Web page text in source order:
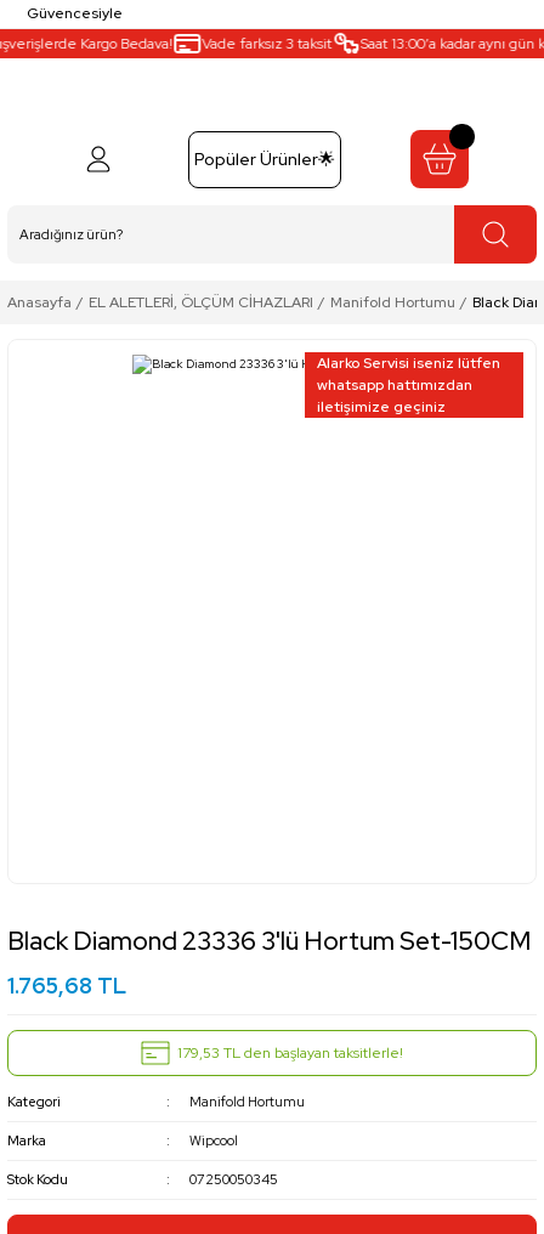
Güvencesiyle
Kargo Bedava!
Vade farksız 3 taksit Saat 13:00’a kadar aynı gün
Popüler Ürünler🌟
Anasayfa EL ALETLERİ, ÖLÇÜM CİHAZLARI Manifold Hortumu Black
Alarko Servisi iseniz lütfen
whatsapp hattımızdan
iletişimize geçiniz
Black Diamond 23336 3'lü Hortum Set-150CM
1.765,68 TL
179,53 TL den başlayan taksitlerle!
Kategori Manifold Hortumu
Marka Wipcool
Stok Kodu 07250050345